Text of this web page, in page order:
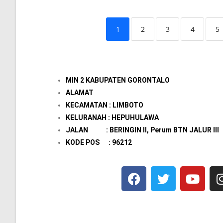
1 2 3 4 5
MIN 2 KABUPATEN GORONTALO
ALAMAT
KECAMATAN : LIMBOTO
KELURANAH : HEPUHULAWA
JALAN : BERINGIN II, Perum BTN JALUR III
KODE POS : 96212